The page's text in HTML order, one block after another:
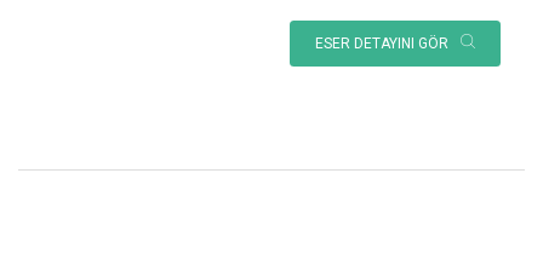
ESER DETAYINI GÖR